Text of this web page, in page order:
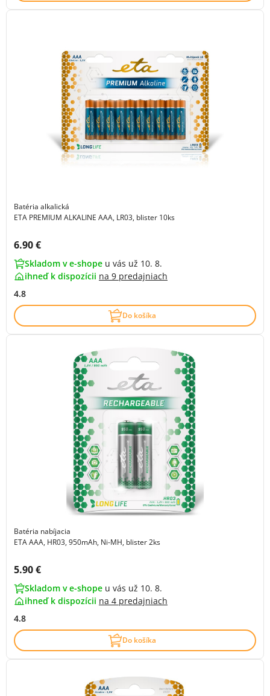
Batéria alkalická
ETA PREMIUM ALKALINE AAA, LR03, blister 10ks
Cena s DPH:
6.90 €
Skladom v e-shope u vás už 10. 8.
ihneď k dispozícii na 9 predajniach
4.8
Do košíka
Batéria nabíjacia
ETA AAA, HR03, 950mAh, Ni-MH, blister 2ks
Cena s DPH:
5.90 €
Skladom v e-shope u vás už 10. 8.
ihneď k dispozícii na 4 predajniach
4.8
Do košíka